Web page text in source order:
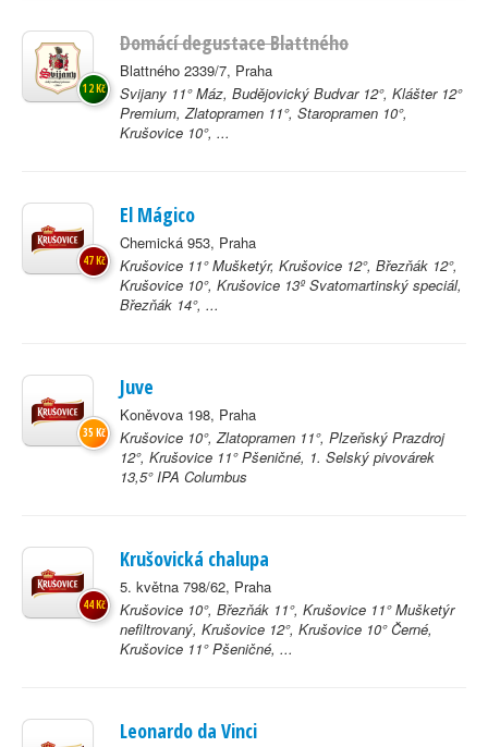
Domácí degustace Blattného
Blattného 2339/7, Praha
Svijany 11° Máz, Budějovický Budvar 12°, Klášter 12°
Premium, Zlatopramen 11°, Staropramen 10°,
Krušovice 10°, ...
12 Kč
El Mágico
Chemická 953, Praha
Krušovice 11° Mušketýr, Krušovice 12°, Březňák 12°,
Krušovice 10°, Krušovice 13º Svatomartinský speciál,
Březňák 14°, ...
47 Kč
Juve
Koněvova 198, Praha
Krušovice 10°, Zlatopramen 11°, Plzeňský Prazdroj
12°, Krušovice 11° Pšeničné, 1. Selský pivovárek
13,5° IPA Columbus
35 Kč
Krušovická chalupa
5. května 798/62, Praha
Krušovice 10°, Březňák 11°, Krušovice 11° Mušketýr
nefiltrovaný, Krušovice 12°, Krušovice 10° Černé,
Krušovice 11° Pšeničné, ...
44 Kč
Leonardo da Vinci